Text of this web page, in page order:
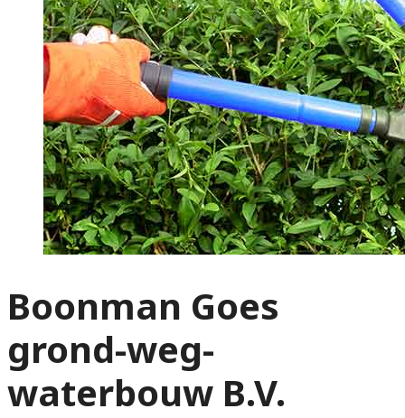
Boonman Goes
grond-weg-
waterbouw B.V.